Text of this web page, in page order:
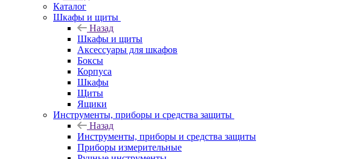
Каталог
Шкафы и щиты
Назад
Шкафы и щиты
Аксессуары для шкафов
Боксы
Корпуса
Шкафы
Щиты
Ящики
Инструменты, приборы и средства защиты
Назад
Инструменты, приборы и средства защиты
Приборы измерительные